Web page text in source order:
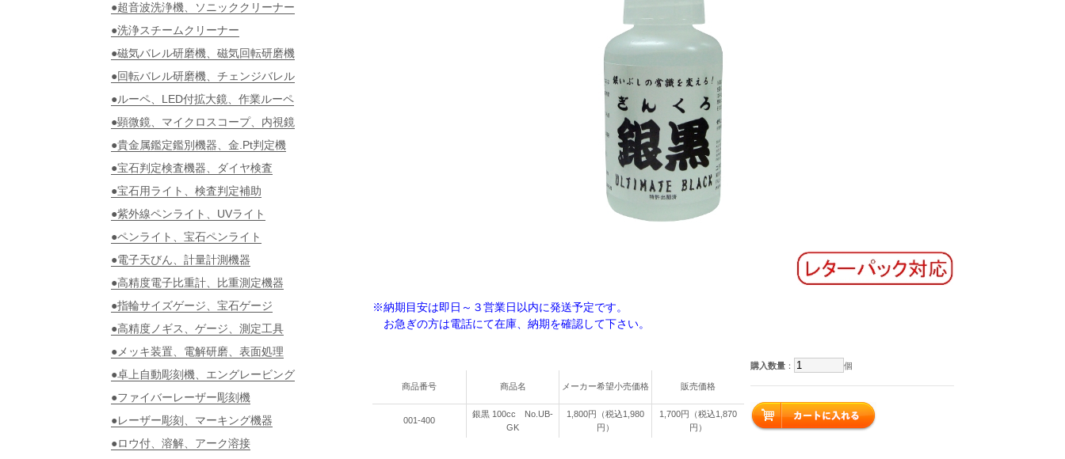
※納期目安は即日～３営業日以内に発送予定です。
お急ぎの方は電話にて在庫、納期を確認して下さい。
商品番号 商品名 メーカー希望小売価格 販売価格
001-400
銀黒 100cc No.UB-
GK
1,800円（税込1,980
円）
1,700円（税込1,870
円）
購入数量 ： 個
●超音波洗浄機、ソニッククリーナー
●洗浄スチームクリーナー
●磁気バレル研磨機、磁気回転研磨機
●回転バレル研磨機、チェンジバレル
●ルーペ、LED付拡大鏡、作業ルーペ
●顕微鏡、マイクロスコープ、内視鏡
●貴金属鑑定鑑別機器、金.Pt判定機
●宝石判定検査機器、ダイヤ検査
●宝石用ライト、検査判定補助
●紫外線ペンライト、UVライト
●ペンライト、宝石ペンライト
●電子天びん、計量計測機器
●高精度電子比重計、比重測定機器
●指輪サイズゲージ、宝石ゲージ
●高精度ノギス、ゲージ、測定工具
●メッキ装置、電解研磨、表面処理
●卓上自動彫刻機、エングレービング
●ファイバーレーザー彫刻機
●レーザー彫刻、マーキング機器
●ロウ付、溶解、アーク溶接